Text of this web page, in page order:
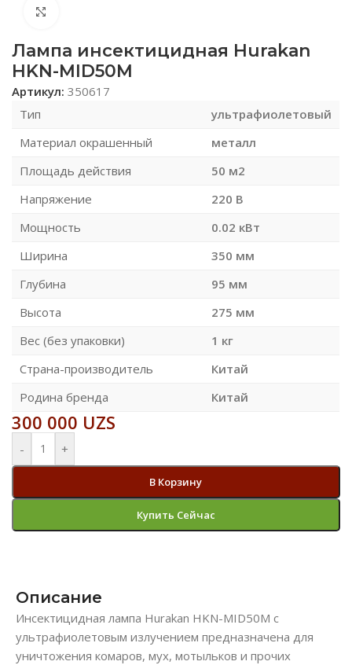
Лампа инсектицидная Hurakan
HKN-MID50M
Артикул: 350617
Тип
ультрафиолетовый
Материал окрашенный
металл
Площадь действия
50 м2
Напряжение
220 В
Мощность
0.02 кВт
Ширина
350 мм
Глубина
95 мм
Высота
275 мм
Вес (без упаковки)
1 кг
Страна-производитель
Китай
Родина бренда
Китай
300 000 UZS
- +
В Корзину
Купить Сейчас
Описание
Инсектицидная лампа Hurakan HKN-MID50M с
ультрафиолетовым излучением предназначена для
уничтожения комаров, мух, мотыльков и прочих